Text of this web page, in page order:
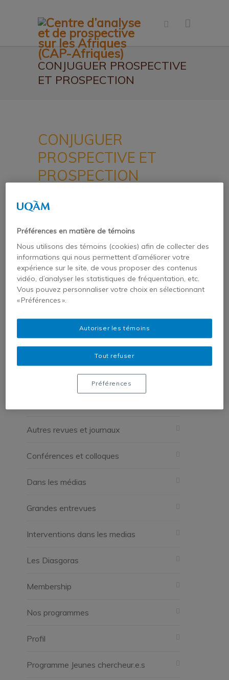
CONJUGUER PROSPECTIVE
ET PROSPECTION
CONJUGUER
PROSPECTIVE ET
PROSPECTION
27 AVRIL 2017
Facebook Twitter
Tumblr
Pinterest
Google+
Autres revues et journaux
Conférences et colloques
Dans les médias
Grandes entrevues
Interventions dans les medias
Les Diasgoras
Membership
Nos programmes
Profil
Programme Jeunes chercheur.e.s
Préférences en matière de témoins
Nous utilisons des témoins (cookies) afin de collecter des
informations qui nous permettent d’améliorer votre
expérience sur le site, de vous proposer des contenus
vidéo, d’analyser les statistiques de fréquentation, etc.
Vous pouvez personnaliser votre choix en sélectionnant
« Préférences ».
Tout refuser
Autoriser les témoins
Préférences